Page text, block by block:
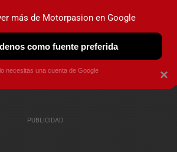
ELÉCTRICOS OBSERVATORIO
×
más de Motorpasion en Google
como fuente preferida
necesitas una cuenta de Google